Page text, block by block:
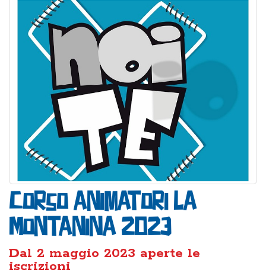
Corso animatori La
Montanina 2023
Dal 2 maggio 2023 aperte le
iscrizioni